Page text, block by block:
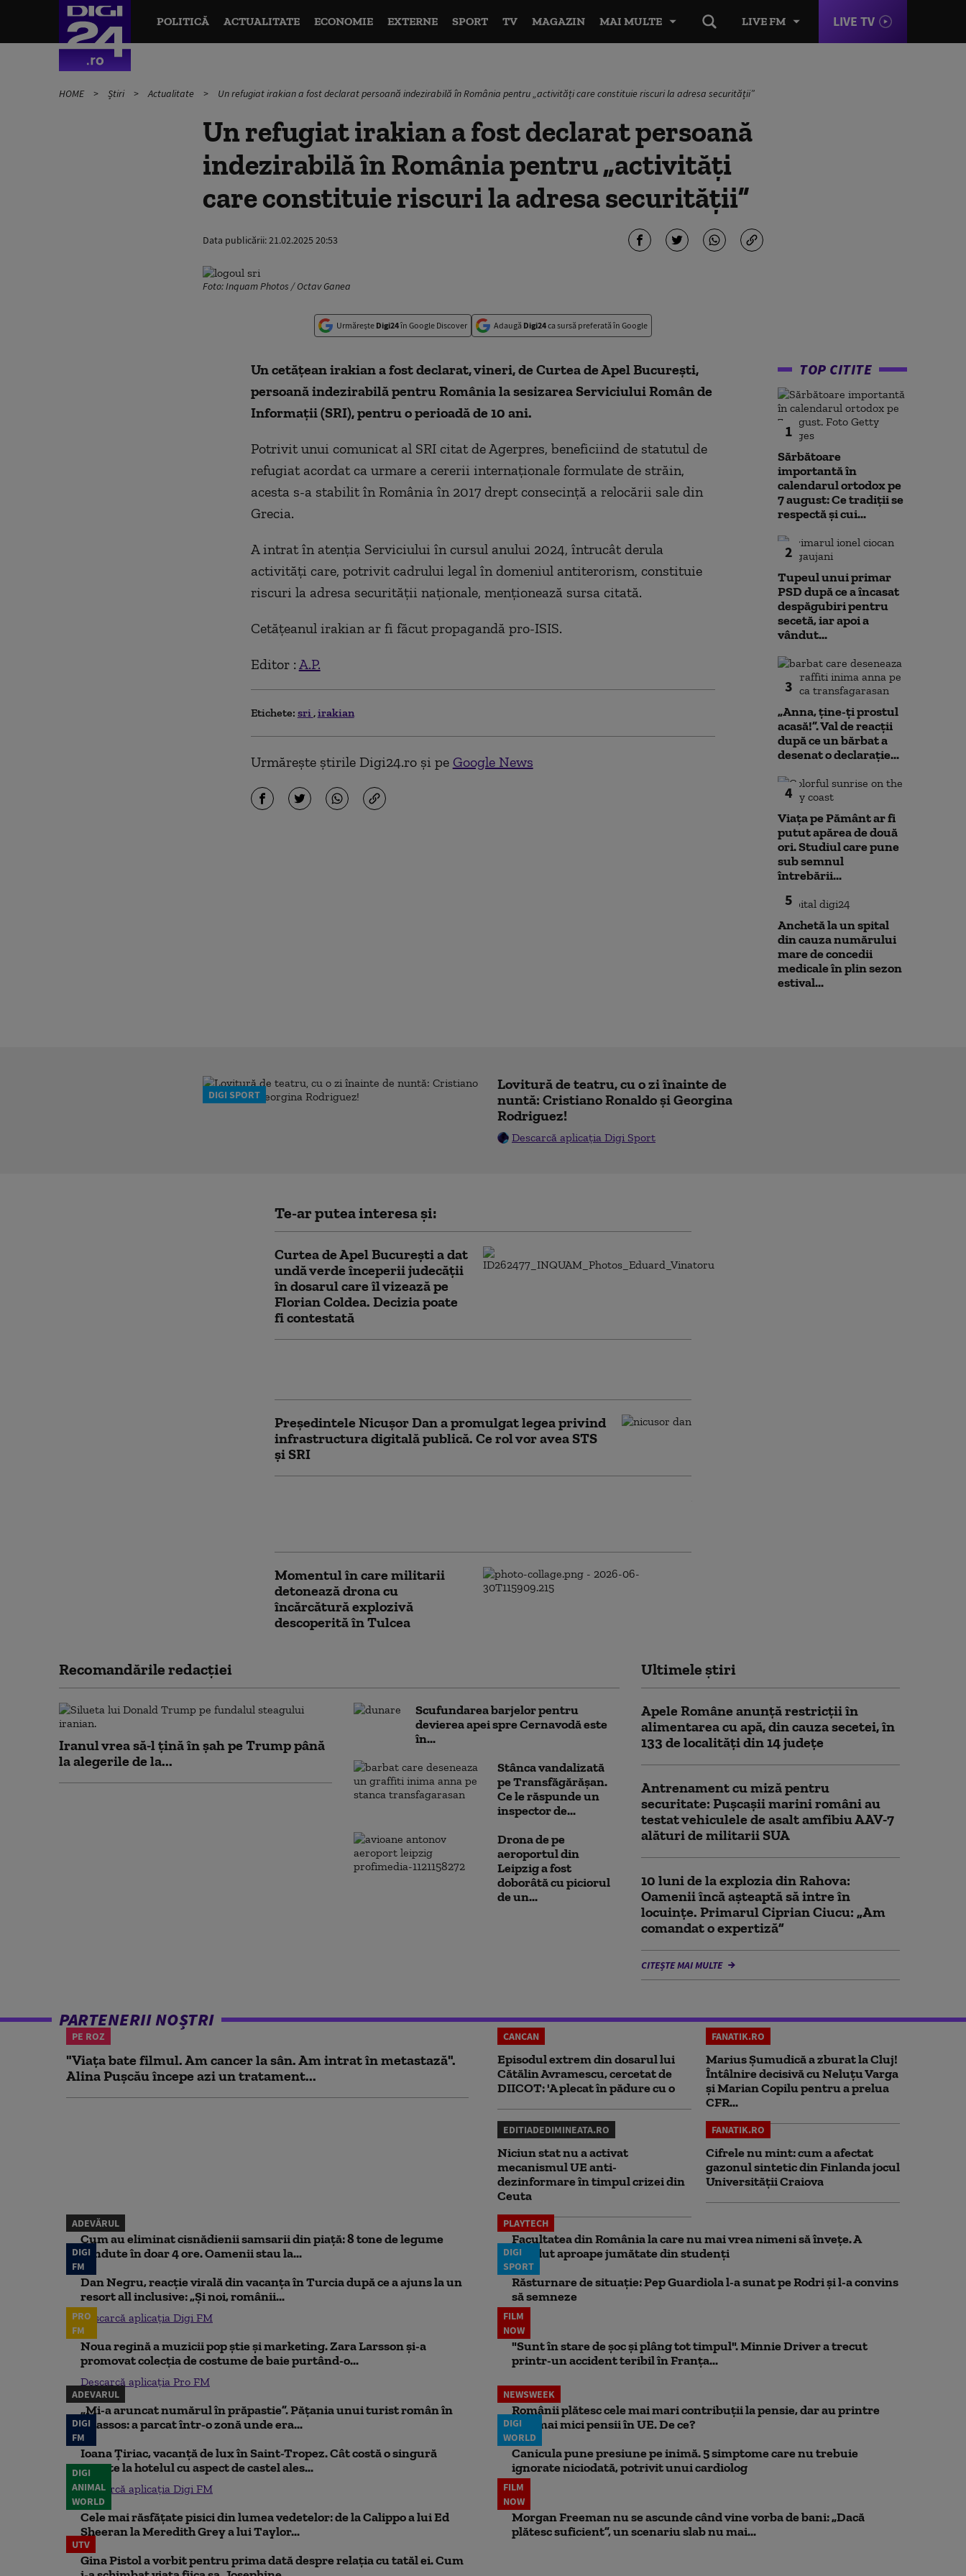
LIVE FM LIVE TV
POLITICĂ ACTUALITATE ECONOMIE EXTERNE SPORT TV MAGAZIN MAI MULTE
HOME Știri Actualitate Un refugiat irakian a fost declarat persoană indezirabilă în România pentru „activități care constituie riscuri la adresa securității”
Un refugiat irakian a fost declarat persoană
indezirabilă în România pentru „activități
care constituie riscuri la adresa securității”
Data publicării:21.02.2025 20:53
Foto: Inquam Photos / Octav Ganea
Urmărește Digi24în Google Discover Adaugă Digi24ca sursă preferată în Google
Un cetăţean irakian a fost declarat, vineri, de Curtea de Apel Bucureşti,
persoană indezirabilă pentru România la sesizarea Serviciului Român de
Informaţii (SRI), pentru o perioadă de 10 ani.
Potrivit unui comunicat al SRI citat de Agerpres, beneficiind de statutul de
refugiat acordat ca urmare a cererii internaţionale formulate de străin,
acesta s-a stabilit în România în 2017 drept consecinţă a relocării sale din
Grecia.
A intrat în atenţia Serviciului în cursul anului 2024, întrucât derula
activităţi care, potrivit cadrului legal în domeniul antiterorism, constituie
riscuri la adresa securităţii naţionale, menţionează sursa citată.
Cetăţeanul irakian ar fi făcut propagandă pro-ISIS.
Editor : A.P.
Etichete: sri irakian
Urmărește știrile Digi24.ro și pe Google News
TOP CITITE
1
Sărbătoare
importantă în
calendarul ortodox pe
7 august: Ce tradiții se
respectă și cui...
2
Tupeul unui primar
PSD după ce a încasat
despăgubiri pentru
secetă, iar apoi a
vândut...
3
„Anna, ţine-ţi prostul
acasă!”. Val de reacții
după ce un bărbat a
desenat o declarație...
4
Viața pe Pământ ar fi
putut apărea de două
ori. Studiul care pune
sub semnul
întrebării...
5
Anchetă la un spital
din cauza numărului
mare de concedii
medicale în plin sezon
estival...
DIGI SPORT
Lovitură de teatru, cu o zi înainte de
nuntă: Cristiano Ronaldo și Georgina
Rodriguez!
Descarcă aplicația Digi Sport
Te-ar putea interesa și:
Curtea de Apel București a dat
undă verde începerii judecății
în dosarul care îl vizează pe
Florian Coldea. Decizia poate
fi contestată
Președintele Nicușor Dan a promulgat legea privind
infrastructura digitală publică. Ce rol vor avea STS
și SRI
Momentul în care militarii
detonează drona cu
încărcătură explozivă
descoperită în Tulcea
Recomandările redacţiei
Iranul vrea să-l țină în șah pe Trump până
la alegerile de la...
Scufundarea barjelor pentru
devierea apei spre Cernavodă este
în...
Stânca vandalizată
pe Transfăgărășan.
Ce le răspunde un
inspector de...
Drona de pe
aeroportul din
Leipzig a fost
doborâtă cu piciorul
de un...
Ultimele știri
Apele Române anunță restricţii în
alimentarea cu apă, din cauza secetei, în
133 de localităţi din 14 judeţe
Antrenament cu miză pentru
securitate: Pușcașii marini români au
testat vehiculele de asalt amfibiu AAV-7
alături de militarii SUA
10 luni de la explozia din Rahova:
Oamenii încă așteaptă să intre în
locuințe. Primarul Ciprian Ciucu: „Am
comandat o expertiză”
CITEȘTE MAI MULTE
PARTENERII NOȘTRI
PE ROZ
"Viața bate filmul. Am cancer la sân. Am intrat în metastază".
Alina Pușcău începe azi un tratament...
CANCAN
Episodul extrem din dosarul lui
Cătălin Avramescu, cercetat de
DIICOT: 'A plecat în pădure cu o
FANATIK.RO
Marius Şumudică a zburat la Cluj!
Întâlnire decisivă cu Neluţu Varga
şi Marian Copilu pentru a prelua
CFR...
EDITIADEDIMINEATA.RO
Niciun stat nu a activat
mecanismul UE anti-
dezinformare în timpul crizei din
Ceuta
FANATIK.RO
Cifrele nu mint: cum a afectat
gazonul sintetic din Finlanda jocul
Universității Craiova
ADEVĂRUL
Cum au eliminat cisnădienii samsarii din piață: 8 tone de legume
vândute în doar 4 ore. Oamenii stau la...
PLAYTECH
Facultatea din România la care nu mai vrea nimeni să înveţe. A
pierdut aproape jumătate din studenţi
DIGI
FM
Dan Negru, reacție virală din vacanța în Turcia după ce a ajuns la un
resort all inclusive: „Și noi, românii...
Descarcă aplicația Digi FM
DIGI
SPORT
Răsturnare de situație: Pep Guardiola l-a sunat pe Rodri și l-a convins
să semneze
PRO
FM
Noua regină a muzicii pop știe și marketing. Zara Larsson și-a
promovat colecția de costume de baie purtând-o...
Descarcă aplicația Pro FM
FILM
NOW
"Sunt în stare de șoc și plâng tot timpul". Minnie Driver a trecut
printr-un accident teribil în Franța...
ADEVARUL
„Mi-a aruncat numărul în prăpastie”. Pățania unui turist român în
Thassos: a parcat într-o zonă unde era...
NEWSWEEK
Românii plătesc cele mai mari contribuții la pensie, dar au printre
cele mai mici pensii în UE. De ce?
DIGI
FM
Ioana Țiriac, vacanță de lux în Saint-Tropez. Cât costă o singură
noapte la hotelul cu aspect de castel ales...
Descarcă aplicația Digi FM
DIGI
WORLD
Canicula pune presiune pe inimă. 5 simptome care nu trebuie
ignorate niciodată, potrivit unui cardiolog
DIGI
ANIMAL
WORLD
Cele mai răsfățate pisici din lumea vedetelor: de la Calippo a lui Ed
Sheeran la Meredith Grey a lui Taylor...
FILM
NOW
Morgan Freeman nu se ascunde când vine vorba de bani: „Dacă
plătesc suficient”, un scenariu slab nu mai...
UTV
Gina Pistol a vorbit pentru prima dată despre relația cu tatăl ei. Cum